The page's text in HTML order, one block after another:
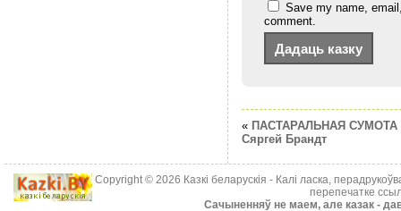
Save my name,
comment.
« ПАСТАРАЛЬНАЯ СУМОТА
Сяргей Брандт
Copyright © 2026 Казкі беларускія - Калі ласка,
перепечатке
Cачыненняў не маем, але казак -